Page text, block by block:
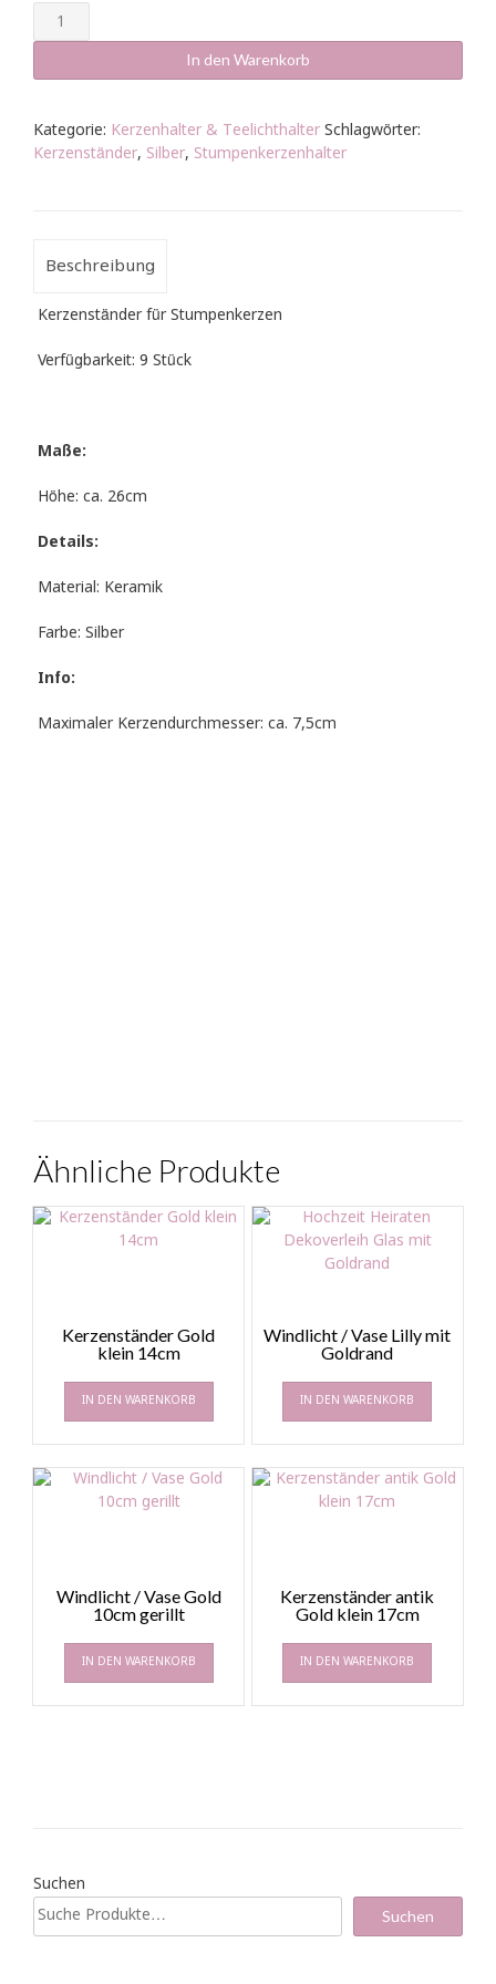
Kerzenständer
Silber
26cm
In den Warenkorb
Kategorie: Kerzenhalter & Teelichthalter Schlagwörter:
Kerzenständer, Silber, Stumpenkerzenhalter
Beschreibung
Kerzenständer für Stumpenkerzen
Verfügbarkeit: 9 Stück
Maße:
Höhe: ca. 26cm
Details:
Material: Keramik
Farbe: Silber
Info:
Maximaler Kerzendurchmesser: ca. 7,5cm
Ähnliche Produkte
Kerzenständer Gold
klein 14cm
IN DEN WARENKORB
Windlicht / Vase Lilly mit
Goldrand
IN DEN WARENKORB
Windlicht / Vase Gold
10cm gerillt
IN DEN WARENKORB
Kerzenständer antik
Gold klein 17cm
IN DEN WARENKORB
Suchen
Suchen